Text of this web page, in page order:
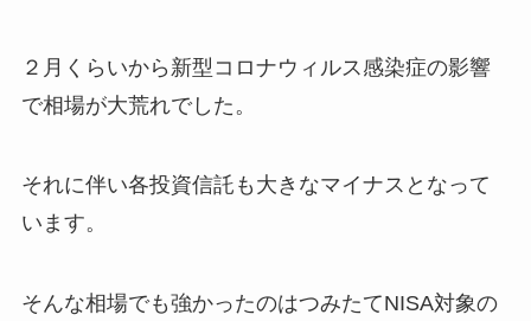
２月くらいから新型コロナウィルス感染症の影響
で相場が大荒れでした。
それに伴い各投資信託も大きなマイナスとなって
います。
そんな相場でも強かったのはつみたてNISA対象の